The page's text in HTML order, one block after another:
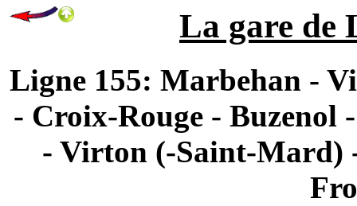
La gare de
Ligne 155: Marbehan -
- Croix-Rouge -
- Virton (-Saint-